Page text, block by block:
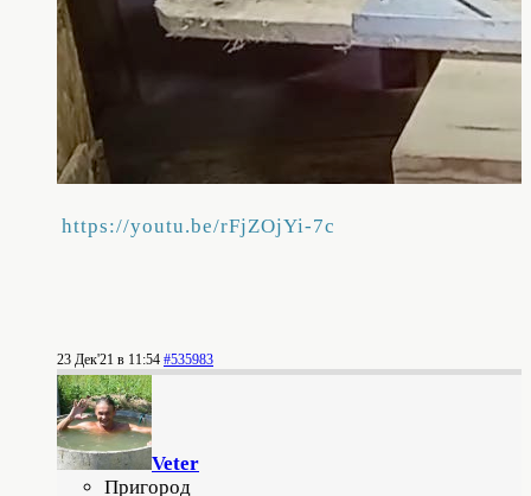
https://youtu.be/rFjZOjYi-7c
23 Дек'21 в 11:54 #535983
Veter
Пригород